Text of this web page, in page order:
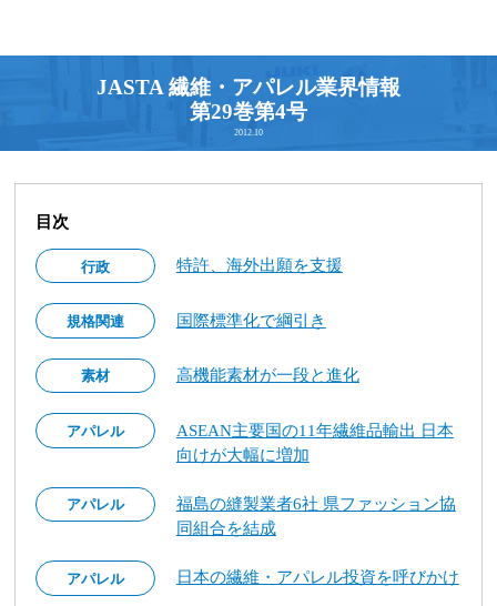
JASTA 繊維・アパレル業界情報
第29巻第4号
2012.10
目次
行政 特許、海外出願を支援
規格関連 国際標準化で綱引き
素材 高機能素材が一段と進化
アパレル
ASEAN主要国の11年繊維品輸出 日本
向けが大幅に増加
アパレル
福島の縫製業者6社 県ファッション協
同組合を結成
アパレル 日本の繊維・アパレル投資を呼びかけ